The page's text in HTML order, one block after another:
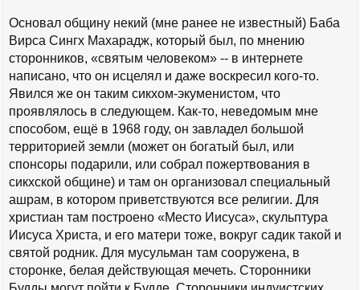
Основал общину некий (мне ранее не известный) Баба
Вирса Сингх Махарадж, который был, по мнению
сторонников, «святым человеком» -- в интернете
написано, что он исцелял и даже воскресил кого-то.
Явился же он таким сикхом-экуменистом, что
проявлялось в следующем. Как-то, неведомым мне
способом, ещё в 1968 году, он завладел большой
территорией земли (может он богатый был, или
спонсоры подарили, или собрал пожертвования в
сикхской общине) и там он организовал специальный
ашрам, в котором приветствуются все религии. Для
христиан там построено «Место Иисуса», скульптура
Иисуса Христа, и его матери тоже, вокруг садик такой и
святой родник. Для мусульман там сооружена, в
сторонке, белая действующая мечеть. Сторонники